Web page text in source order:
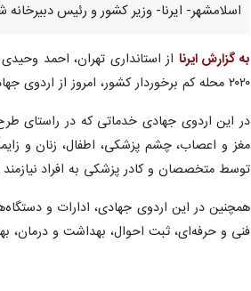
اسلامشهر- ایرنا- وزیر کشور و رئیس
به گزارش ایرنا از استانداری تهران، احمد
۲۰۲۰ محله کم برخوردار کشور، امروز از اردوی جهادی خدماتی، درمانی در شهرک واوان شهرستان اسلامشهر بازدید کردند.
مغز و اعصاب، چشم پزشکی، اطفال، زنان و
توسط متخصصان و کادر پزشکی به افراد نیازمند
همچنین در این اردوی جهادی، ادارات و
فنی و حرفه‌ای، ثبت احوال، بهداشت و درمان،